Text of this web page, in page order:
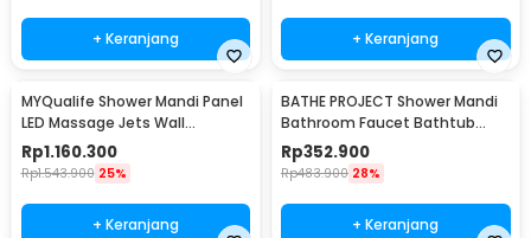
+ Keranjang + Keranjang
MYQualife Shower Mandi Panel
LED Massage Jets Wall
Mounted - 8009
Rp1.160.300
Rp1.543.900 25%
+ Keranjang
BATHE PROJECT Shower Mandi
Bathroom Faucet Bathtub
Mixer 3 Way 8 Inch - 50102O
Rp352.900
Rp483.900 28%
+ Keranjang